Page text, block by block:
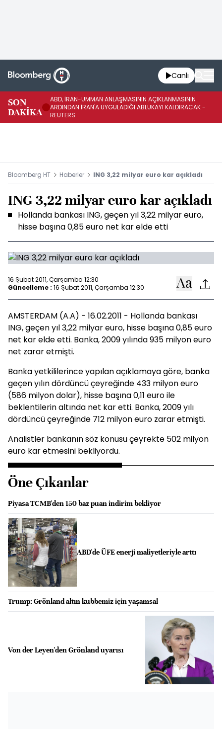
Canlı
SON
DAKİKA
ABD, İRAN-UMMAN ANLAŞMASININ AÇIKLANMASININ
ARDINDAN İRAN'A UYGULADIĞI ABLUKAYI KALDIRACAK -
REUTERS
Bloomberg HT Haberler ING 3,22 milyar euro kar açıkladı
ING 3,22 milyar euro kar açıkladı
Hollanda bankası ING, geçen yıl 3,22 milyar euro,
hisse başına 0,85 euro net kar elde etti
16 Şubat 2011, Çarşamba 12:30
Güncelleme : 16 Şubat 2011, Çarşamba 12:30
AMSTERDAM (A.A) - 16.02.2011 - Hollanda bankası
ING, geçen yıl 3,22 milyar euro, hisse başına 0,85 euro
net kar elde etti. Banka, 2009 yılında 935 milyon euro
net zarar etmişti.
Banka yetkililerince yapılan açıklamaya göre, banka
geçen yılın dördüncü çeyreğinde 433 milyon euro
(586 milyon dolar), hisse başına 0,11 euro ile
beklentilerin altında net kar etti. Banka, 2009 yılı
dördüncü çeyreğinde 712 milyon euro zarar etmişti.
Analistler bankanın söz konusu çeyrekte 502 milyon
euro kar etmesini bekliyordu.
Öne Çıkanlar
Piyasa TCMB'den 150 baz puan indirim bekliyor
ABD'de ÜFE enerji maliyetleriyle arttı
Trump: Grönland altın kubbemiz için yaşamsal
Von der Leyen'den Grönland uyarısı